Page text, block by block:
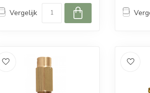
Vergelijk